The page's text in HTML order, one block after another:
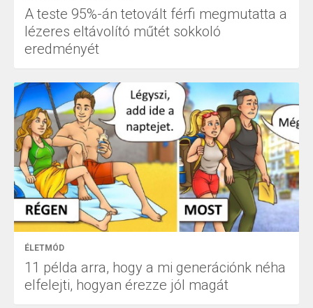
A teste 95%-án tetovált férfi megmutatta a
lézeres eltávolító műtét sokkoló
eredményét
ÉLETMÓD
11 példa arra, hogy a mi generációnk néha
elfelejti, hogyan érezze jól magát